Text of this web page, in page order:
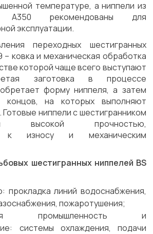
температуре, а ниппели из
A350 рекомендованы для
эксплуатации.
переходных шестигранных
– ковка и механическая обработка
которой чаще всего выступают
заготовка в процессе
форму ниппеля, а затем
концов, на которых выполняют
ниппели с шестигранником
высокой прочностью,
к износу и механическим
шестигранных ниппелей BS
прокладка линий водоснабжения,
пожаротушения;
промышленность и
системы охлаждения, подачи